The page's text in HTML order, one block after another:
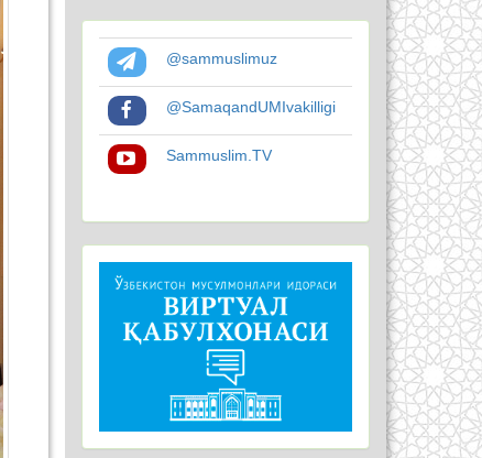
@sammuslimuz
@SamaqandUMIvakilligi
Sammuslim.TV